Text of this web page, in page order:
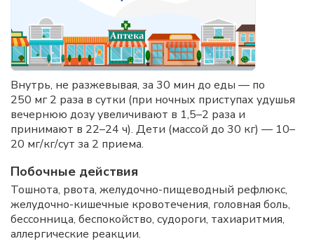
Внутрь, не разжевывая, за 30 мин до еды — по
250 мг 2 раза в сутки (при ночных приступах удушья
вечернюю дозу увеличивают в 1,5–2 раза и
принимают в 22–24 ч). Дети (массой до 30 кг) — 10–
20 мг/кг/сут за 2 приема.
Побочные действия
Тошнота, рвота, желудочно-пищеводный рефлюкс,
желудочно-кишечные кровотечения, головная боль,
бессонница, беспокойство, судороги, тахиаритмия,
аллергические реакции.